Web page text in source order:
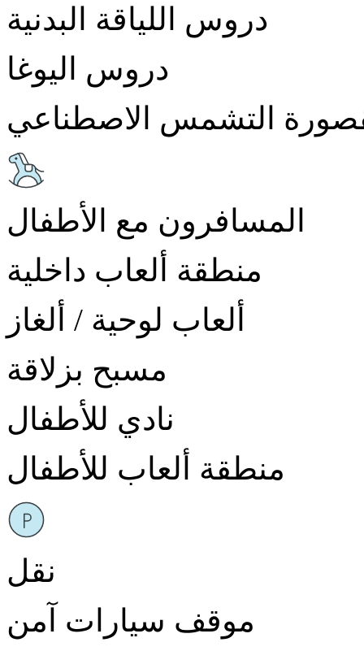
دروس اللياقة البدنية
دروس اليوغا
التشمس الاصطناعي
المسافرون مع الأطفال
منطقة ألعاب داخلية
ألعاب لوحية / ألغاز
مسبح بزلاقة
نادي للأطفال
منطقة ألعاب للأطفال
نقل
موقف سيارات آمن